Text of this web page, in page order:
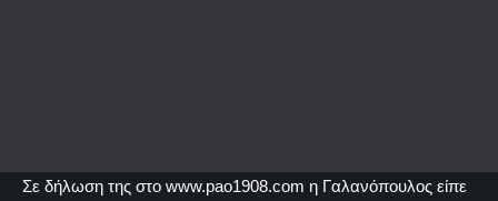
Σε δήλωση της στο www.pao1908.com η Γαλανόπουλος είπε